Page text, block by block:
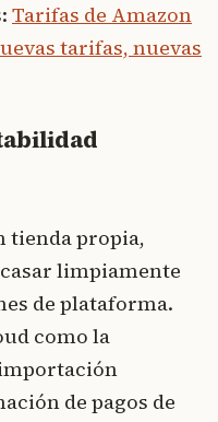
Tarifas de Amazon
tarifas, nuevas
tienda propia,
limpiamente
de plataforma.
como la
de pagos de